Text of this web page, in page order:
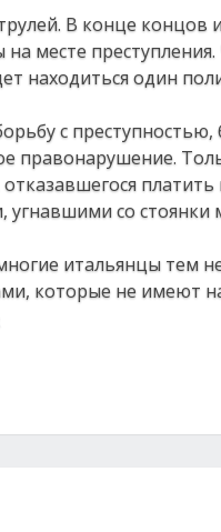
В конце концов
месте
находиться один
с преступностью,
правонарушение.
угнавшими со
итальянцы тем
которые не имеют